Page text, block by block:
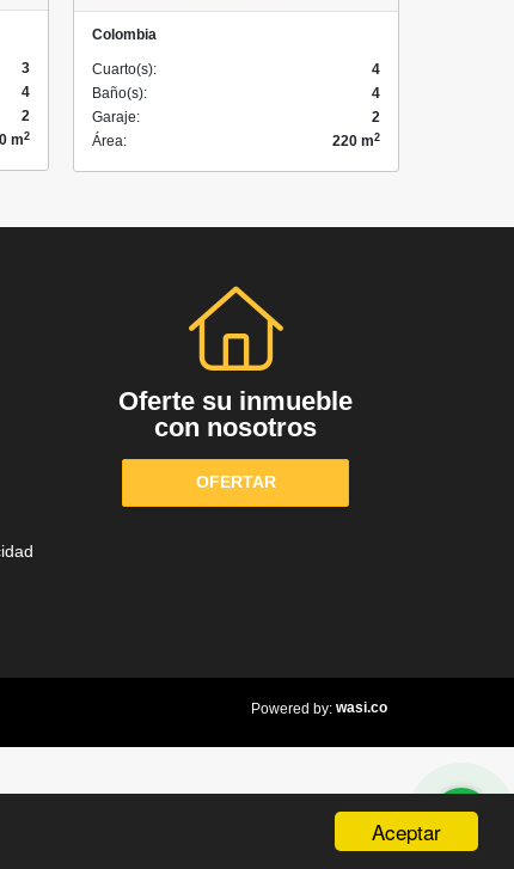
Aceptar
3
4
2
m2
Colombia
Cuarto(s):
4
Baño(s):
4
Garaje:
2
Área:
220 m2
Oferte su inmueble
con nosotros
OFERTAR
Powered by: wasi.co